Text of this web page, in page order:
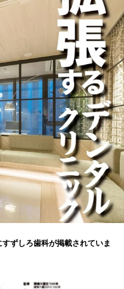
ずしろ歯科が掲載されていま